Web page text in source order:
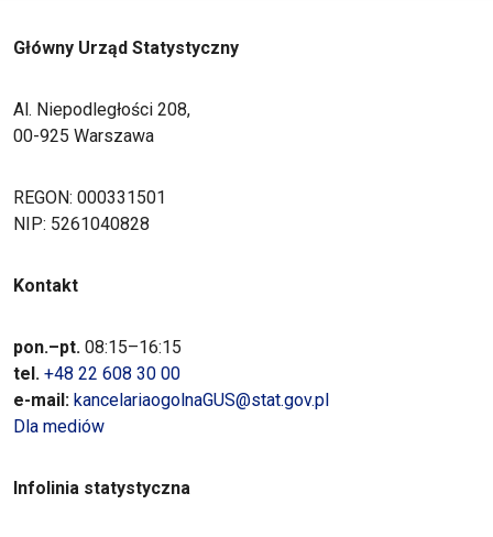
Główny Urząd Statystyczny
Al. Niepodległości 208,
00-925 Warszawa
REGON: 000331501
NIP: 5261040828
Kontakt
pon.–pt. 08:15–16:15
tel. +48 22 608 30 00
e-mail: kancelariaogolnaGUS@stat.gov.pl
Dla mediów
Infolinia statystyczna